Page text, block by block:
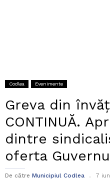
Codlea Evenimente
Greva din
CONTINUĂ.
dintre
oferta
De către Municipiul Codlea 7